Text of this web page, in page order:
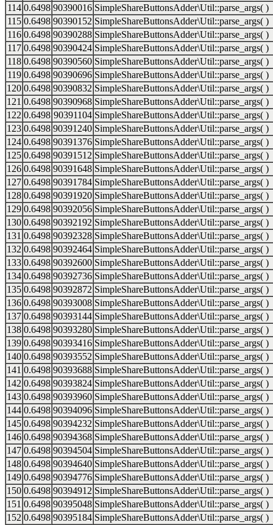
114 0.6498 90390016 SimpleShareButtonsAdder\Util::parse_args( )
115 0.6498 90390152 SimpleShareButtonsAdder\Util::parse_args( )
116 0.6498 90390288 SimpleShareButtonsAdder\Util::parse_args( )
117 0.6498 90390424 SimpleShareButtonsAdder\Util::parse_args( )
118 0.6498 90390560 SimpleShareButtonsAdder\Util::parse_args( )
119 0.6498 90390696 SimpleShareButtonsAdder\Util::parse_args( )
120 0.6498 90390832 SimpleShareButtonsAdder\Util::parse_args( )
121 0.6498 90390968 SimpleShareButtonsAdder\Util::parse_args( )
122 0.6498 90391104 SimpleShareButtonsAdder\Util::parse_args( )
123 0.6498 90391240 SimpleShareButtonsAdder\Util::parse_args( )
124 0.6498 90391376 SimpleShareButtonsAdder\Util::parse_args( )
125 0.6498 90391512 SimpleShareButtonsAdder\Util::parse_args( )
126 0.6498 90391648 SimpleShareButtonsAdder\Util::parse_args( )
127 0.6498 90391784 SimpleShareButtonsAdder\Util::parse_args( )
128 0.6498 90391920 SimpleShareButtonsAdder\Util::parse_args( )
129 0.6498 90392056 SimpleShareButtonsAdder\Util::parse_args( )
130 0.6498 90392192 SimpleShareButtonsAdder\Util::parse_args( )
131 0.6498 90392328 SimpleShareButtonsAdder\Util::parse_args( )
132 0.6498 90392464 SimpleShareButtonsAdder\Util::parse_args( )
133 0.6498 90392600 SimpleShareButtonsAdder\Util::parse_args( )
134 0.6498 90392736 SimpleShareButtonsAdder\Util::parse_args( )
135 0.6498 90392872 SimpleShareButtonsAdder\Util::parse_args( )
136 0.6498 90393008 SimpleShareButtonsAdder\Util::parse_args( )
137 0.6498 90393144 SimpleShareButtonsAdder\Util::parse_args( )
138 0.6498 90393280 SimpleShareButtonsAdder\Util::parse_args( )
139 0.6498 90393416 SimpleShareButtonsAdder\Util::parse_args( )
140 0.6498 90393552 SimpleShareButtonsAdder\Util::parse_args( )
141 0.6498 90393688 SimpleShareButtonsAdder\Util::parse_args( )
142 0.6498 90393824 SimpleShareButtonsAdder\Util::parse_args( )
143 0.6498 90393960 SimpleShareButtonsAdder\Util::parse_args( )
144 0.6498 90394096 SimpleShareButtonsAdder\Util::parse_args( )
145 0.6498 90394232 SimpleShareButtonsAdder\Util::parse_args( )
146 0.6498 90394368 SimpleShareButtonsAdder\Util::parse_args( )
147 0.6498 90394504 SimpleShareButtonsAdder\Util::parse_args( )
148 0.6498 90394640 SimpleShareButtonsAdder\Util::parse_args( )
149 0.6498 90394776 SimpleShareButtonsAdder\Util::parse_args( )
150 0.6498 90394912 SimpleShareButtonsAdder\Util::parse_args( )
151 0.6498 90395048 SimpleShareButtonsAdder\Util::parse_args( )
152 0.6498 90395184 SimpleShareButtonsAdder\Util::parse_args( )